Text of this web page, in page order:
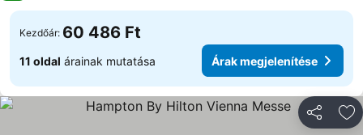
Kezdőár: 60 486 Ft
11 oldal árainak mutatása Árak megjelenítése